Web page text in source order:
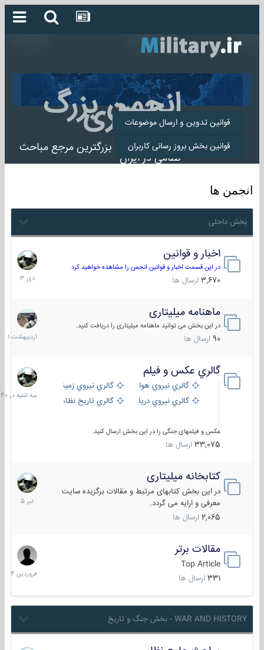
انجمن بزرگ
میلیتاری
انجمن میلیتاری بزرگترین مرجع مباحث
نظامی در ایران
قوانین تدوین و ارسال موضوعات
قوانین بخش بروز رسانی کاربران
انجمن ها
بخش داخلی
اخبار و قوانین
در این قسمت اخبار و قوانین انجمن را مشاهده خواهید کرد
3,670 ارسال ها
22
دی
1403
ماهنامه میلیتاری
در این بخش می توانید ماهنامه میلیتاری را دریافت کنید.
90 ارسال ها
30
1401
گالري عكس و فيلم
گالري نيروي هوايي
گالري نيروي زميني
گالري نيروي دريايي
گالري تاریخ نظامی
عکس و فیلمهای جنگی را در این بخش ارسال کنید.
33,075 ارسال ها
سه
شنبه
در
کتابخانه میلیتاری
در این بخش کتابهای مرتبط و مقالات برگزیده سایت
معرفی و ارایه می گردد.
2,065 ارسال ها
16
تیر
1405
مقالات برتر
Top Article
331 ارسال ها
29
فروردین
1404
WAR AND HISTORY - بخش جنگ و تاریخ